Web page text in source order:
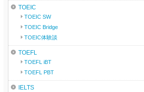
TOEIC
TOEIC SW
TOEIC Bridge
TOEIC体験談
TOEFL
TOEFL iBT
TOEFL PBT
IELTS